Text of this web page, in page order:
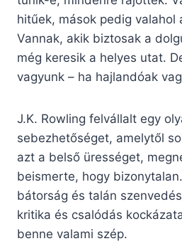
hitűek, mások pedig valahol
Vannak, akik biztosak a
még keresik a helyes utat.
vagyunk – ha hajlandóak
J.K. Rowling felvállalt egy
sebezhetőséget, amelytől
azt a belső ürességet,
beismerte, hogy
bátorság és talán
kritika és csalódás
benne valami szép.